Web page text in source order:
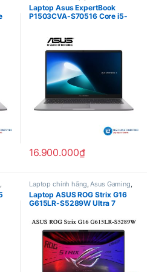
Laptop Asus Chính hãng
Laptop Asus ExpertBook
P1503CVA-S70516 Core i5-
FHD – Grey ( ASUS Premium
Care 2 Year )
16.900.000₫
Laptop chính hãng Asus Gaming
Laptop Asus Chính hãng
Laptop ASUS ROG Strix G16
G615LR-S5289W Ultra 7
GeForce RTX™ 5070 Ti 12GB,
16” 2.5K IPS 240Hz, Win 11)